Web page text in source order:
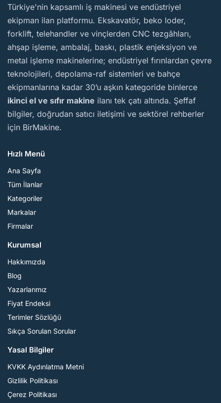
BirMakine
Türkiye'nin kapsamlı iş makinesi ve endüstriyel
ekipman ilan platformu. Ekskavatör, beko loder,
forklift, telehandler ve vinçlerden CNC tezgâhları,
ahşap işleme, ambalaj, baskı, plastik enjeksiyon ve
metal işleme makinelerine; endüstriyel fırınlardan çevre
teknolojileri, depolama-raf sistemleri ve bahçe
ekipmanlarına kadar 30’u aşkın kategoride binlerce
ikinci el ve sıfır makine ilanı tek çatı altında. Şeffaf
bilgiler, doğrudan satıcı iletişimi ve sektörel rehberler
için BirMakine.
Hızlı Menü
Ana Sayfa
Tüm İlanlar
Kategoriler
Markalar
Firmalar
Kurumsal
Hakkımızda
Blog
Yazarlarımız
Fiyat Endeksi
Terimler Sözlüğü
Sıkça Sorulan Sorular
Yasal Bilgiler
KVKK Aydınlatma Metni
Gizlilik Politikası
Çerez Politikası